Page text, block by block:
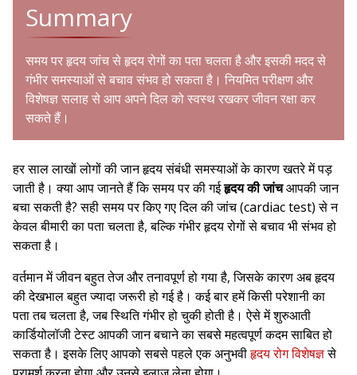
Summary
समय पर हृदय जांच से हृदय रोगों का पता चलता है और इसकी मदद से
गंभीर समस्याओं से बचाव संभव हो सकता है। नियमित परीक्षण और
विशेषज्ञ सलाह से आप अपने दिल को स्वस्थ रखकर जीवन रक्षा कर
सकते हैं।
हर साल लाखों लोगों की जान हृदय संबंधी समस्याओं के कारण खतरे में पड़
जाती है। क्या आप जानते हैं कि समय पर की गईहृदय की जांचआपकी जान
बचा सकती है? सही समय पर किए गए दिल की जांच (cardiac test) से न
केवल बीमारी का पता चलता है, बल्कि गंभीर हृदय रोगों से बचाव भी संभव हो
सकता है।
वर्तमान में जीवन बहुत तेज और तनावपूर्ण हो गया है, जिसके कारण अब हृदय
की देखभाल बहुत ज्यादा जरूरी हो गई है। कई बार हमें किसी परेशानी का
पता तब चलता है, जब स्थिति गंभीर हो चुकी होती है। ऐसे में शुरुआती
कार्डियोलॉजी टेस्ट आपकी जान बचाने का सबसे महत्वपूर्ण कदम साबित हो
सकता है। इसके लिए आपको सबसे पहले एक अनुभवीहृदय रोग विशेषज्ञसे